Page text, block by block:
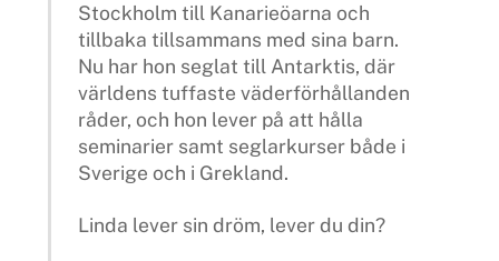
Stockholm till Kanarieöarna och
tillbaka tillsammans med sina barn.
Nu har hon seglat till Antarktis, där
världens tuffaste väderförhållanden
råder, och hon lever på att hålla
seminarier samt seglarkurser både i
Sverige och i Grekland.
Linda lever sin dröm, lever du din?